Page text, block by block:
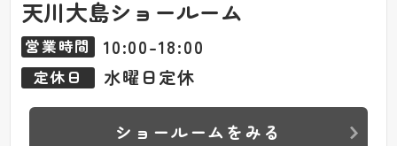
天川大島ショールーム
営業時間 10:00-18:00
定休日 水曜日定休
ショールームをみる